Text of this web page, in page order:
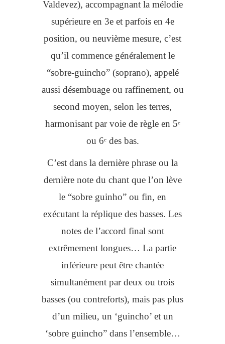
Valdevez), accompagnant la mélodie
supérieure en 3e et parfois en 4e
position, ou neuvième mesure, c’est
qu’il commence généralement le
“sobre-guincho” (soprano), appelé
aussi désembuage ou raffinement, ou
second moyen, selon les terres,
harmonisant par voie de règle en 5ᵉ
ou 6ᵉ des bas.
C’est dans la dernière phrase ou la
dernière note du chant que l’on lève
le “sobre guinho” ou fin, en
exécutant la réplique des basses. Les
notes de l’accord final sont
extrêmement longues… La partie
inférieure peut être chantée
simultanément par deux ou trois
basses (ou contreforts), mais pas plus
d’un milieu, un ‘guincho’ et un
‘sobre guincho” dans l’ensemble…